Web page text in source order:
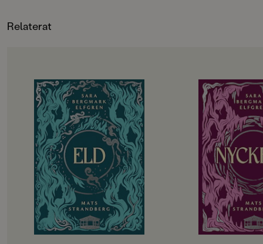
Dorran och dinosarna.
Relaterat
OM BOKEN
De utvalda ska börja andra året på
gymnasiet. Hela sommarlovet har
de hållit andan i väntan på
demonernas nästa drag. Men hotet
kommer från ett håll de aldrig
kunnat förutse. Det blir alltmer
uppenbart att något är väldigt,
väldigt fel i Engelsfors. Det
förflutna vävs ihop med nuet. De
levande möter de döda. De utvalda
knyts allt tätare till varandra och
påminns återigen om att magi inte
kan lindra olycklig kärlek eller laga
OM BOKEN
Det har gått drygt
tragedin i
gympasal. De
att återhämta sig
vänds upp och ner
besvaras.
Lojaliteter prövas.
att rinna ut och till
utvalda bara vara
Allt kommer att